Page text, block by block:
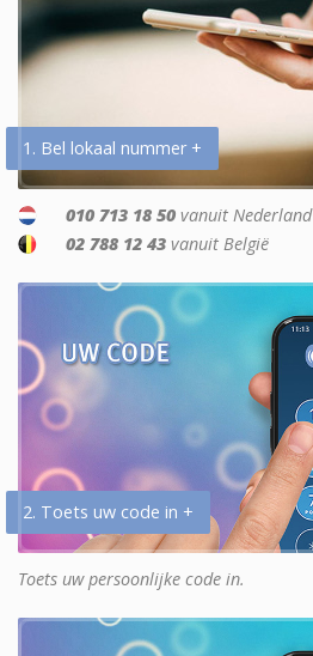
1. Bel lokaal nummer +
010 713 18 50 vanuit Nederland
02 788 12 43 vanuit België
2. Toets uw code in +
Toets uw persoonlijke code in.